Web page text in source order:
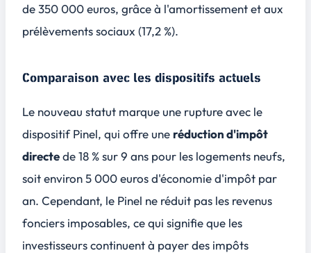
de 350 000 euros, grâce à l'amortissement et aux
prélèvements sociaux (17,2 %).
Comparaison avec les dispositifs actuels
Le nouveau statut marque une rupture avec le
dispositif Pinel, qui offre une réduction d'impôt
directede 18 % sur 9 ans pour les logements neufs,
soit environ 5 000 euros d'économie d'impôt par
an. Cependant, le Pinel ne réduit pas les revenus
fonciers imposables, ce qui signifie que les
investisseurs continuent à payer des impôts